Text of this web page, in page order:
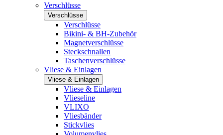
Verschlüsse
Verschlüsse
Verschlüsse
Bikini- & BH-Zubehör
Magnetverschlüsse
Steckschnallen
Taschenverschlüsse
Vliese & Einlagen
Vliese & Einlagen
Vliese & Einlagen
Vlieseline
VLIXO
Vliesbänder
Stickvlies